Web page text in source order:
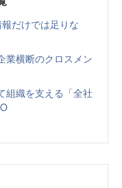
だけでは足りな
業横断のクロスメン
組織を支える「全社